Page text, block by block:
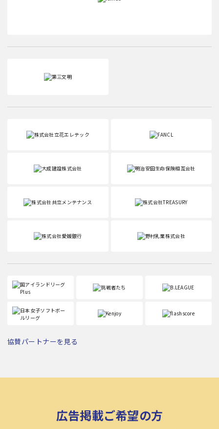
協賛パートナーを見る
広告掲載ご希望の方